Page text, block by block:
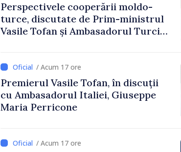
Perspectivele cooperării moldo-
turce, discutate de Prim-ministrul
Vasile Tofan și Ambasadorul Turciei,
/ Acum 17 ore
Premierul Vasile Tofan, în discuții
cu Ambasadorul Italiei, Giuseppe
Maria Perricone
/ Acum 17 ore